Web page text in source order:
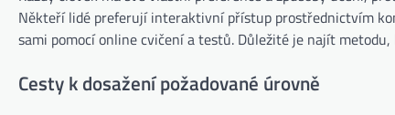
Někteří lidé preferují interaktivní přístup prostřednictvím
sami pomocí online cvičení a testů. Důležité je najít
Cesty k dosažení požadované úrovně